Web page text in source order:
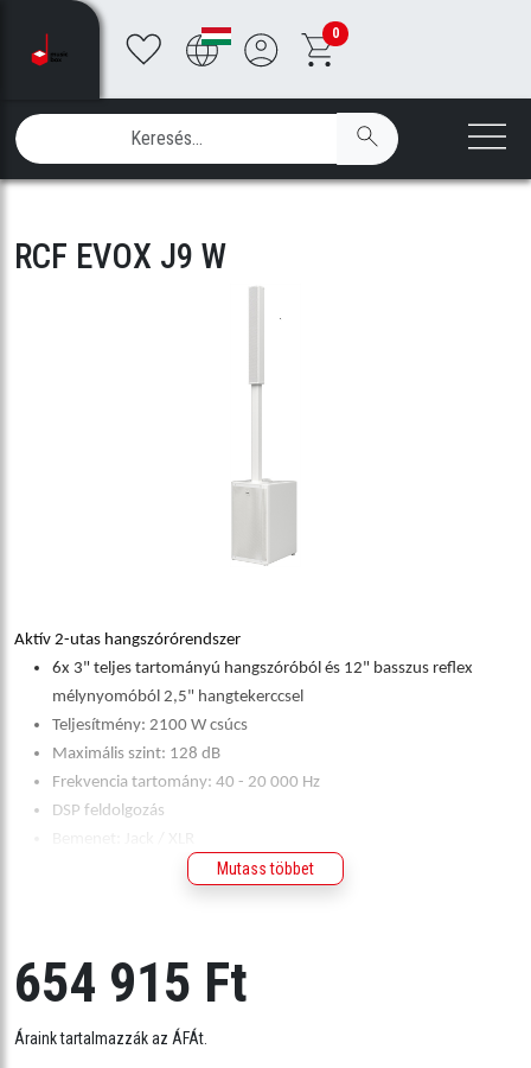
0
RCF EVOX J9 W
Aktív 2-utas hangszórórendszer
6x 3" teljes tartományú hangszóróból és 12" basszus reflex
mélynyomóból 2,5" hangtekerccsel
Teljesítmény: 2100 W csúcs
Maximális szint: 128 dB
Frekvencia tartomány: 40 - 20 000 Hz
DSP feldolgozás
Mutass többet
654 915 Ft
Áraink tartalmazzák az ÁFÁt.